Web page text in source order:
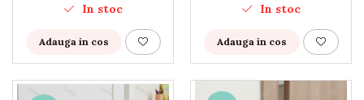
Gradina
Promotii
Articole de vara
In stoc
Adauga in cos
In stoc
Adauga in cos